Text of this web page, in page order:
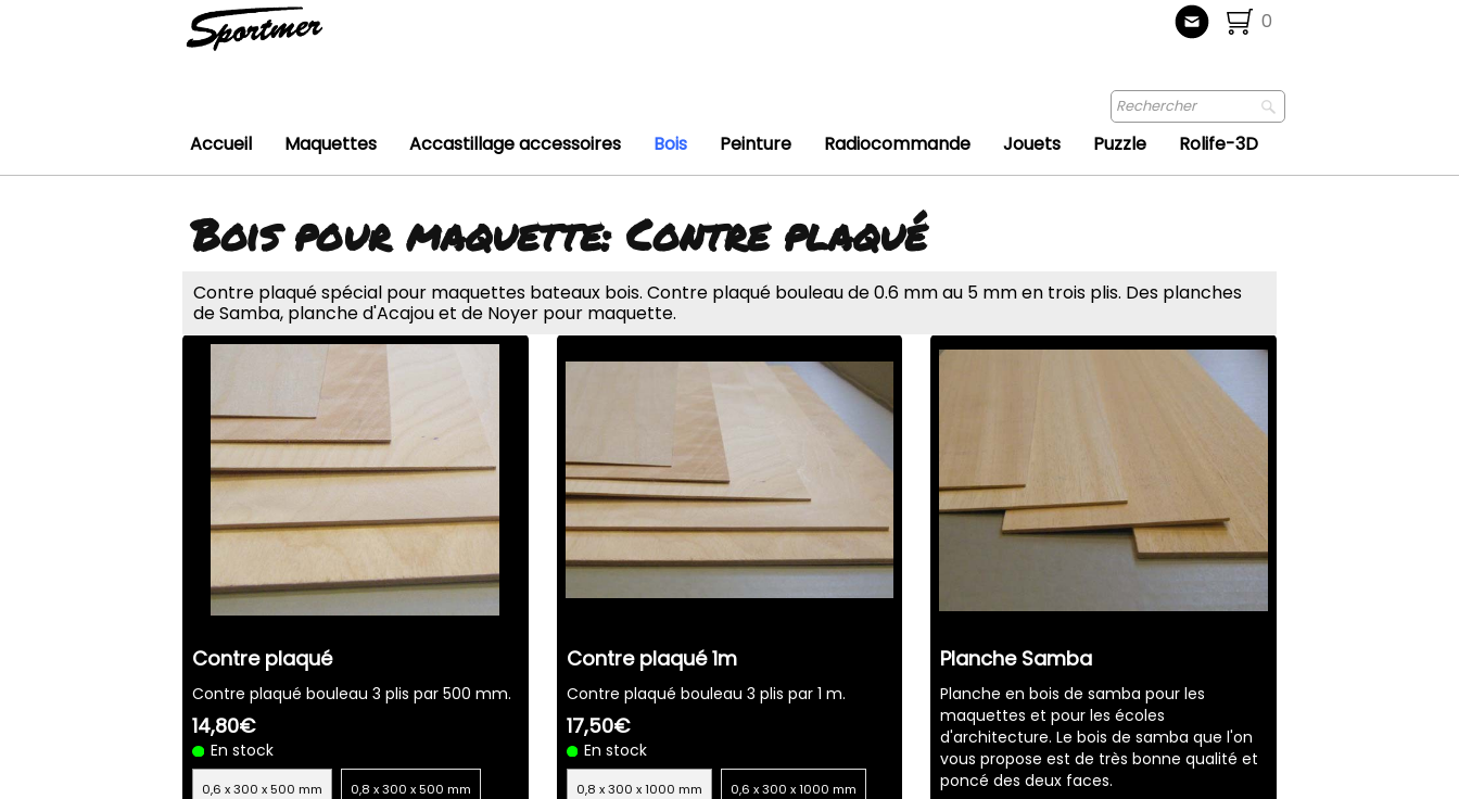
0
Accueil Maquettes Accastillage accessoires Bois Peinture Radiocommande Jouets Puzzle Rolife-3D
Bois pour maquette: Contre plaqué
Contre plaqué spécial pour maquettes bateaux bois. Contre plaqué bouleau de 0.6 mm au 5 mm en trois plis. Des planches
de Samba, planche d'Acajou et de Noyer pour maquette.
Contre plaqué
Contre plaqué bouleau 3 plis par 500 mm.
14,80€
En stock
0,6 x 300 x 500 mm 0,8 x 300 x 500 mm
Contre plaqué 1m
Contre plaqué bouleau 3 plis par 1 m.
17,50€
En stock
0,8 x 300 x 1000 mm 0,6 x 300 x 1000 mm
Planche Samba
Planche en bois de samba pour les
maquettes et pour les écoles
d'architecture. Le bois de samba que l'on
vous propose est de très bonne qualité et
poncé des deux faces.